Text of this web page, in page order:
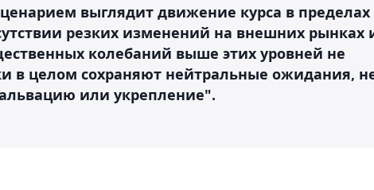
выглядит движение курса в пределах
резких изменений на внешних рынках
колебаний выше этих уровней не
в целом сохраняют нейтральные ожидания,
или укрепление".